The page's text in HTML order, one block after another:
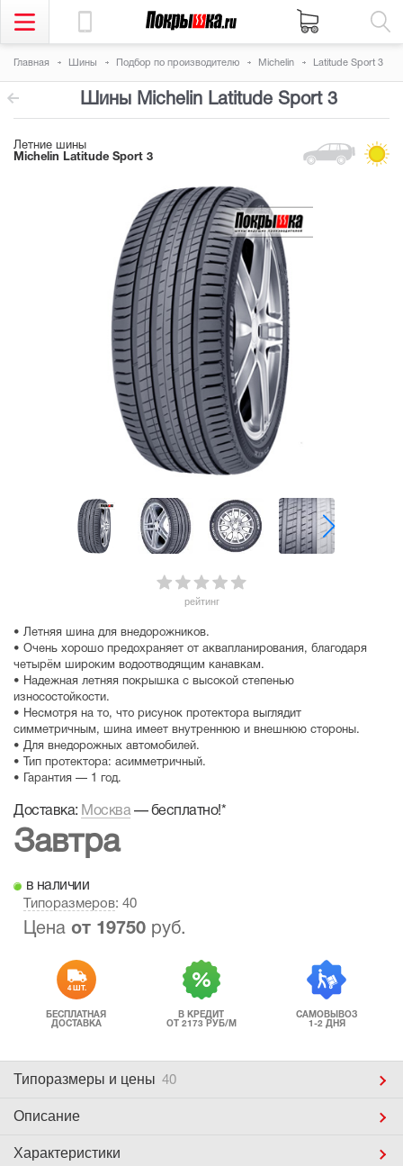
Главная Шины Подбор по производителю Michelin Latitude Sport 3
Шины Michelin Latitude Sport 3
Летние шины
Michelin Latitude Sport 3
рейтинг
• Летняя шина для внедорожников.
• Очень хорошо предохраняет от аквапланирования, благодаря
четырём широким водоотводящим канавкам.
• Надежная летняя покрышка с высокой степенью
износостойкости.
• Несмотря на то, что рисунок протектора выглядит
симметричным, шина имеет внутреннюю и внешнюю стороны.
• Для внедорожных автомобилей.
• Тип протектора: асимметричный.
• Гарантия — 1 год.
Доставка: Москва— бесплатно!*
Завтра
в наличии
Типоразмеров: 40
Цена от 19750 руб.
4 ШТ.
БЕСПЛАТНАЯ
ДОСТАВКА
В КРЕДИТ
ОТ 2173 РУБ/М
САМОВЫВОЗ
1-2 ДНЯ
Типоразмеры и цены 40
Описание
Характеристики